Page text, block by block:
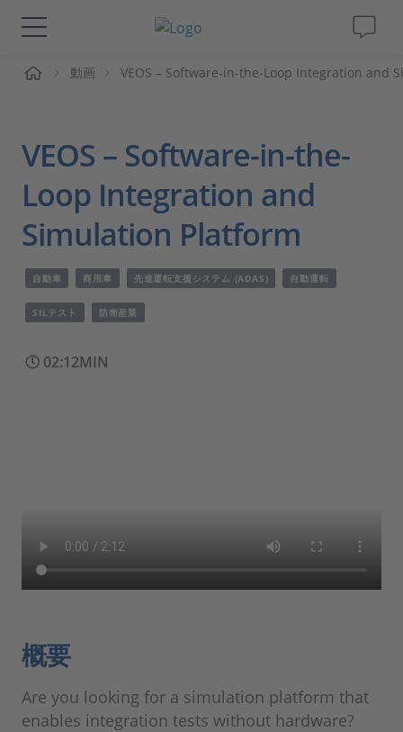
ソリューションと製品
動画
Magazine
企業情報
動画 VEOS – Software-in-the-Loop Integration and
VEOS – Software-in-the-
Loop Integration and
Simulation Platform
自動車 商用車 先進運転支援システム (ADAS) 自動運転
SILテスト 防衛産業
02:12MIN
概要
Are you looking for a simulation platform that
enables integration tests without hardware?